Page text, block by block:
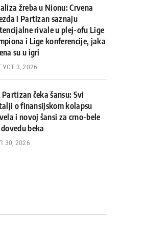
žreba u Nionu: Crvena
i Partizan saznaju
rivale u plej-ofu Lige
i Lige konferencije, jaka
su u igri
3, 2026
Partizan čeka šansu: Svi
o finansijskom kolapsu
i novoj šansi za crno-bele
beka
30, 2026